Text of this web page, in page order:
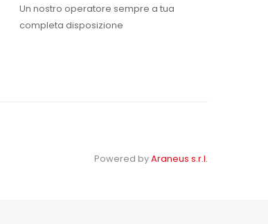
Un nostro operatore sempre a tua
completa disposizione
Powered byAraneus s.r.l.